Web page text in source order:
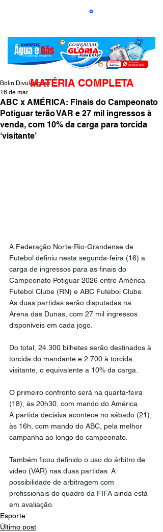
ABC x AMÉRICA: Finais do Campeonato
Potiguar terão VAR e 27 mil ingressos à
venda, com 10% da carga para torcida
‘visitante’
Bolin Divulgações
16 de mar.
A Federação Norte-Rio-Grandense de
Futebol definiu nesta segunda-feira (16) a
carga de ingressos para as finais do
Campeonato Potiguar 2026 entre América
Futebol Clube (RN) e ABC Futebol Clube.
As duas partidas serão disputadas na
Arena das Dunas, com 27 mil ingressos
disponíveis em cada jogo.
Do total, 24.300 bilhetes serão destinados à
torcida do mandante e 2.700 à torcida
visitante, o equivalente a 10% da carga.
O primeiro confronto será na quarta-feira
(18), às 20h30, com mando do América.
A partida decisiva acontece no sábado (21),
às 16h, com mando do ABC, pela melhor
campanha ao longo do campeonato.
Também ficou definido o uso do árbitro de
vídeo (VAR) nas duas partidas. A
possibilidade de arbitragem com
profissionais do quadro da FIFA ainda está
em avaliação.
Esporte
Último post
MATÉRIA COMPLETA